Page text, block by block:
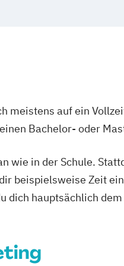
meistens auf ein
Bachelor- oder
wie in der Schule.
beispielsweise Zeit
dich hauptsächlich